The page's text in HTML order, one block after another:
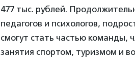
477 тыс. рублей.
педагогов и психологов,
смогут стать частью
занятия спортом, туризмом и